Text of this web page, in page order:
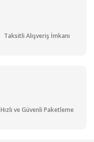
Taksitli Alışveriş İmkanı
Hızlı ve Güvenli Paketleme